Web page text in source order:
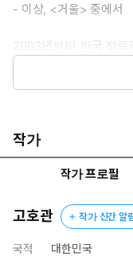
- 이상, <거울> 중에서
2003년부터 한국 장르
년간 거울이 아니었던
형태로 암울했을 것이
이 모두를 하나의 세트로
작가
작가 프로필
고호관 작가 신간 알
국적
대한민국